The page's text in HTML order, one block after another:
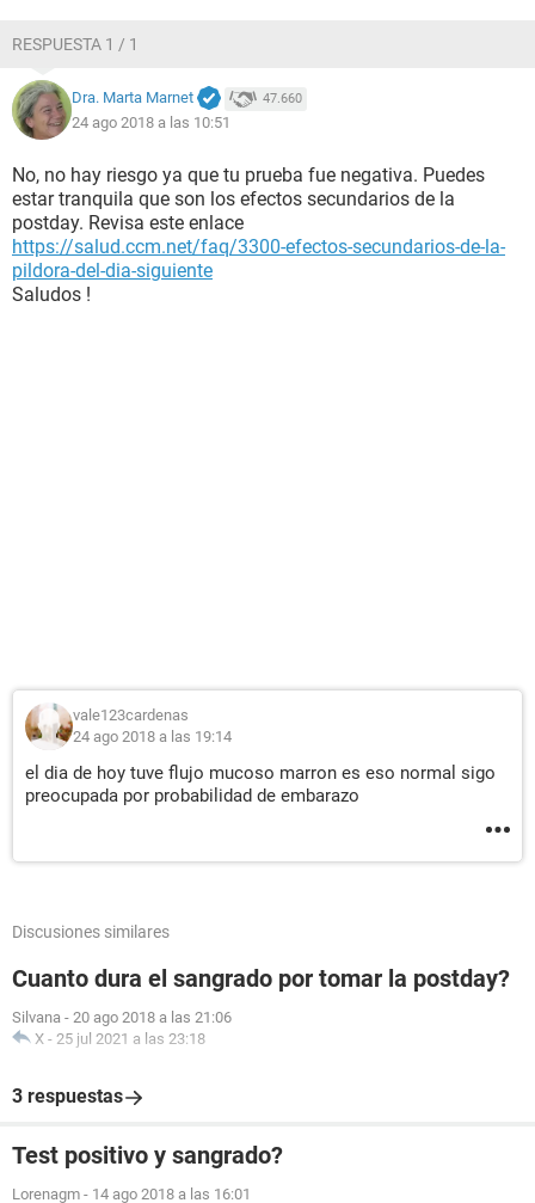
RESPUESTA 1 / 1
Dra. Marta Marnet 47.660
24 ago 2018 a las 10:51
No, no hay riesgo ya que tu prueba fue negativa. Puedes
estar tranquila que son los efectos secundarios de la
postday. Revisa este enlace
https://salud.ccm.net/faq/3300-efectos-secundarios-de-la-
pildora-del-dia-siguiente
Saludos !
vale123cardenas
24 ago 2018 a las 19:14
el dia de hoy tuve flujo mucoso marron es eso normal sigo
preocupada por probabilidad de embarazo
Discusiones similares
Cuanto dura el sangrado por tomar la postday?
Silvana - 20 ago 2018 a las 21:06
X - 25 jul 2021 a las 23:18
3 respuestas
Test positivo y sangrado?
Lorenagm - 14 ago 2018 a las 16:01